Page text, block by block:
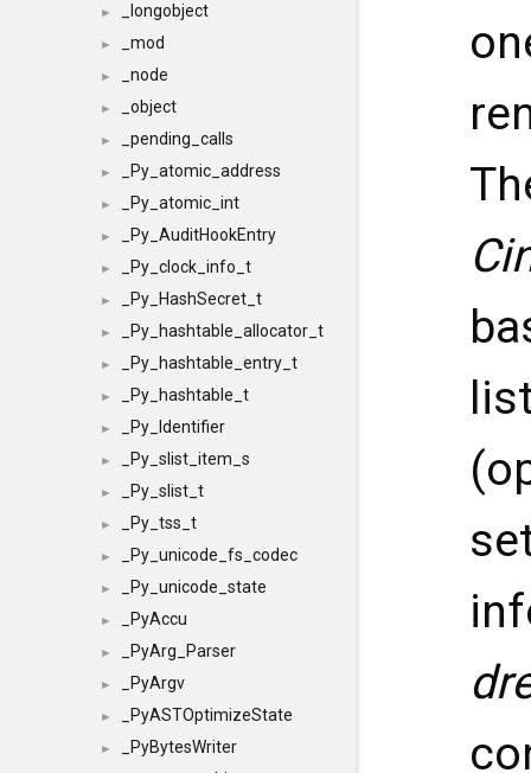
► _longobject
► _mod
► _node
► _object
► _pending_calls
► _Py_atomic_address
► _Py_atomic_int
► _Py_AuditHookEntry
► _Py_clock_info_t
► _Py_HashSecret_t
► _Py_hashtable_allocator_t
► _Py_hashtable_entry_t
► _Py_hashtable_t
► _Py_Identifier
► _Py_slist_item_s
► _Py_slist_t
► _Py_tss_t
► _Py_unicode_fs_codec
► _Py_unicode_state
► _PyAccu
► _PyArg_Parser
► _PyArgv
► _PyASTOptimizeState
►
_PyBytesWriter